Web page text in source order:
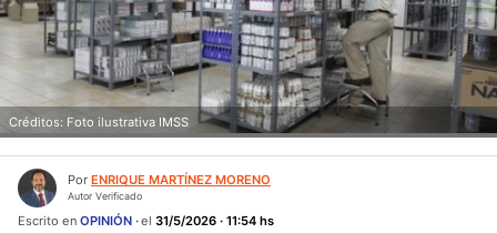
Créditos: Foto ilustrativa IMSS
Por ENRIQUE MARTÍNEZ MORENO
Autor Verificado
Escrito en OPINIÓN el 31/5/2026 · 11:54 hs